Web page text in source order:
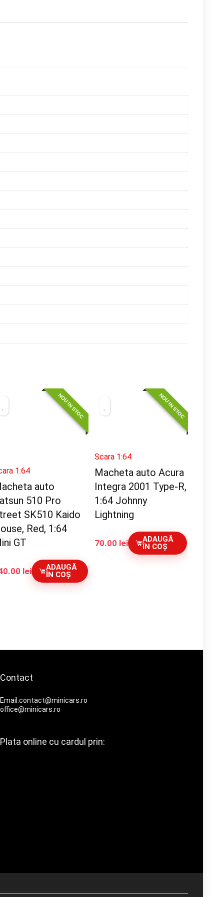
NOU IN STOC
1:64
auto
510 Pro
SK510 Kaido
Red, 1:64
GT
lei
ADAUGĂ
ÎN COȘ
NOU IN STOC
Scara 1:64
Macheta auto Acura
Integra 2001 Type-R,
1:64 Johnny
Lightning
70.00 lei
ADAUGĂ
ÎN COȘ
Contact
Email:contact@minicars.ro
office@minicars.ro
Plata online cu cardul prin: